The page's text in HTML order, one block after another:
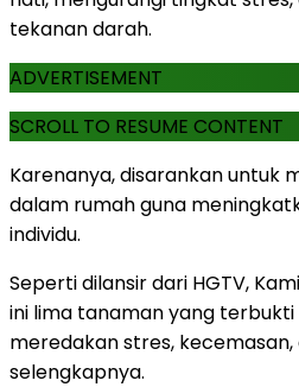
tekanan darah.
ADVERTISEMENT
SCROLL TO RESUME CONTENT
Karenanya, disarankan untuk
dalam rumah guna
individu.
Seperti dilansir dari HGTV,
ini lima tanaman yang
meredakan stres, kecemasan,
selengkapnya.